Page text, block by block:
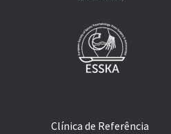
Clínica de Referência